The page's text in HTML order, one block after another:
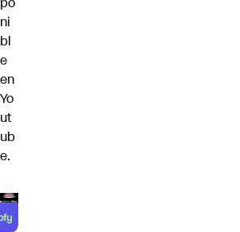
ni
bl
e
en
Yo
ut
ub
e.